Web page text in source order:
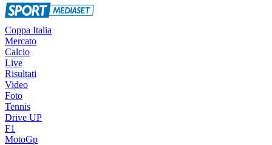
Coppa Italia
Mercato
Calcio
Live
Risultati
Video
Foto
Tennis
Drive UP
F1
MotoGp